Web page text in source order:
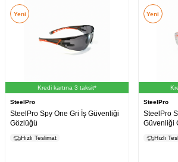
Yeni
Kredi kartına 3 taksit*
SteelPro
SteelPro Spy One Gri İş Güvenliği
Gözlüğü
Hızlı Teslimat
Yeni
SteelPro
SteelPro
Güvenliği
Hızlı